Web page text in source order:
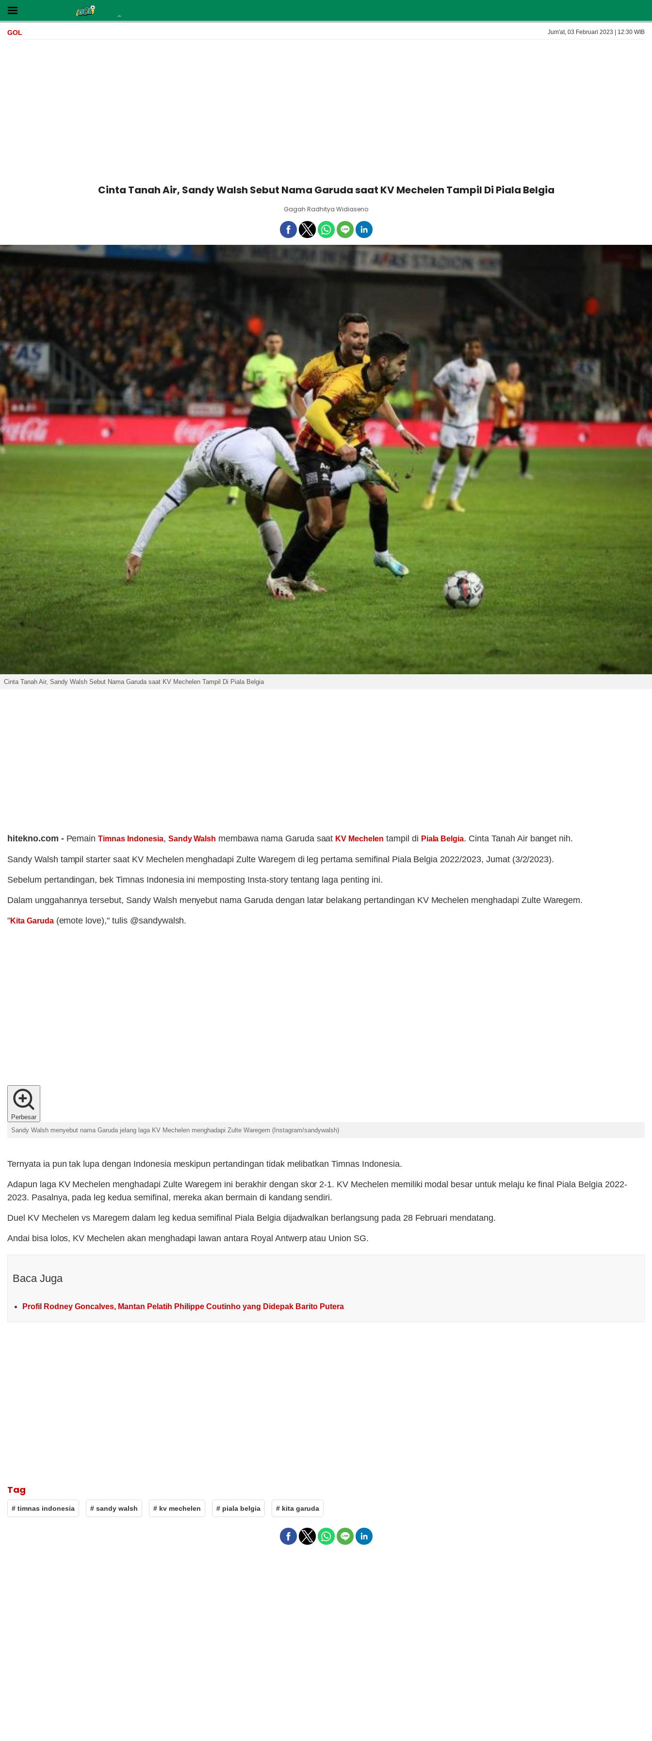
GOL Jum'at, 03 Februari 2023 | 12:30 WIB
Cinta Tanah Air, Sandy Walsh Sebut Nama Garuda saat KV Mechelen Tampil Di Piala Belgia
Gagah Radhitya Widiaseno
Cinta Tanah Air, Sandy Walsh Sebut Nama Garuda saat KV Mechelen Tampil Di Piala Belgia
hitekno.com - PemainTimnas Indonesia, Sandy Walsh membawa nama Garuda saat KV Mechelen tampil di Piala Belgia. Cinta Tanah Air banget nih.
Sandy Walsh tampil starter saat KV Mechelen menghadapi Zulte Waregem di leg pertama semifinal Piala Belgia 2022/2023, Jumat (3/2/2023).
Sebelum pertandingan, bek Timnas Indonesia ini memposting Insta-story tentang laga penting ini.
Dalam unggahannya tersebut, Sandy Walsh menyebut nama Garuda dengan latar belakang pertandingan KV Mechelen menghadapi Zulte Waregem.
"Kita Garuda(emote love)," tulis @sandywalsh.
Perbesar
Sandy Walsh menyebut nama Garuda jelang laga KV Mechelen menghadapi Zulte Waregem (Instagram/sandywalsh)
Ternyata ia pun tak lupa dengan Indonesia meskipun pertandingan tidak melibatkan Timnas Indonesia.
Adapun laga KV Mechelen menghadapi Zulte Waregem ini berakhir dengan skor 2-1. KV Mechelen memiliki modal besar untuk melaju ke final Piala Belgia 2022-
2023. Pasalnya, pada leg kedua semifinal, mereka akan bermain di kandang sendiri.
Duel KV Mechelen vs Maregem dalam leg kedua semifinal Piala Belgia dijadwalkan berlangsung pada 28 Februari mendatang.
Andai bisa lolos, KV Mechelen akan menghadapi lawan antara Royal Antwerp atau Union SG.
Baca Juga
Profil Rodney Goncalves, Mantan Pelatih Philippe Coutinho yang Didepak Barito Putera
Tag
# timnas indonesia # sandy walsh # kv mechelen # piala belgia # kita garuda